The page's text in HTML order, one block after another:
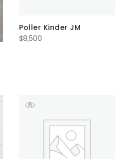
Poller Kinder JM
$8,500